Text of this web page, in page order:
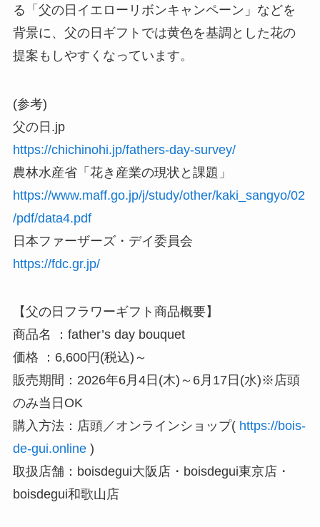
る「父の日イエローリボンキャンペーン」などを
背景に、父の日ギフトでは黄色を基調とした花の
提案もしやすくなっています。
(参考)
父の日.jp
https://chichinohi.jp/fathers-day-survey/
農林水産省「花き産業の現状と課題」
https://www.maff.go.jp/j/study/other/kaki_sangyo/02
/pdf/data4.pdf
日本ファーザーズ・デイ委員会
https://fdc.gr.jp/
【父の日フラワーギフト商品概要】
商品名 ：father’s day bouquet
価格 ：6,600円(税込)～
販売期間：2026年6月4日(木)～6月17日(水)※店頭
のみ当日OK
購入方法：店頭／オンラインショップ( https://bois-
de-gui.online)
取扱店舗：boisdegui大阪店・boisdegui東京店・
boisdegui和歌山店